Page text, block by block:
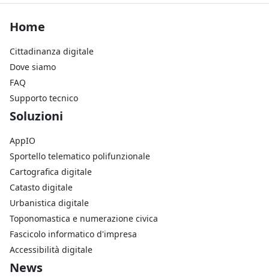
Footer Home
Home
Cittadinanza digitale
Dove siamo
FAQ
Supporto tecnico
Footer Soluzioni
Soluzioni
AppIO
Sportello telematico polifunzionale
Cartografica digitale
Catasto digitale
Urbanistica digitale
Toponomastica e numerazione civica
Fascicolo informatico d'impresa
Accessibilità digitale
Footer Azienda
News